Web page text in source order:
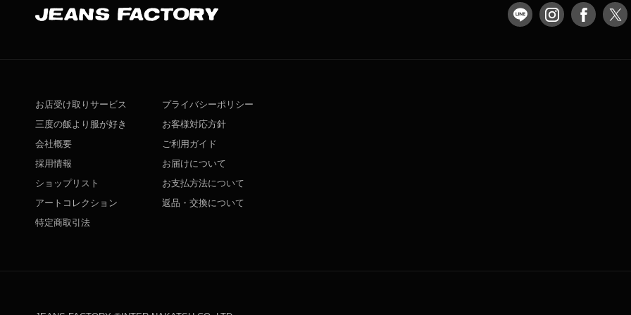
お店受け取りサービス
三度の飯より服が好き
会社概要
採用情報
ショップリスト
アートコレクション
特定商取引法
プライバシーポリシー
お客様対応方針
ご利用ガイド
お届けについて
お支払方法について
返品・交換について